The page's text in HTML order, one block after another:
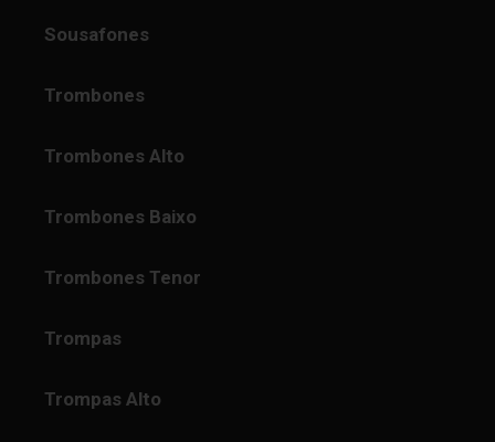
Sousafones
Trombones
Trombones Alto
Trombones Baixo
Trombones Tenor
Trompas
Trompas Alto